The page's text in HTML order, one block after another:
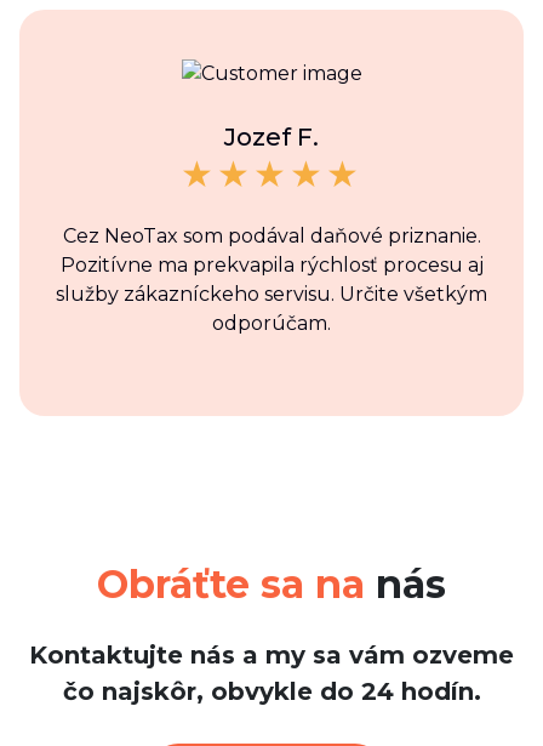
Jozef F.
Cez NeoTax som podával daňové priznanie.
Pozitívne ma prekvapila rýchlosť procesu aj
služby zákazníckeho servisu. Určite všetkým
odporúčam.
Obráťte sa na nás
Kontaktujte nás a my sa vám ozveme
čo najskôr, obvykle do 24 hodín.